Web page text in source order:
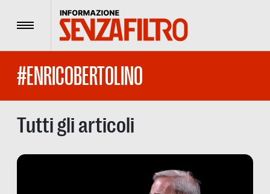
Menu
#ENRICOBERTOLINO
Tutti gli articoli